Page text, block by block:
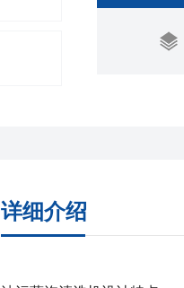
详细介绍